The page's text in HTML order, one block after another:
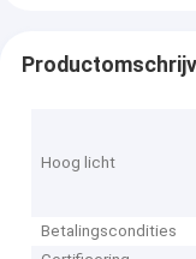
Hoog licht
Betalingscondities